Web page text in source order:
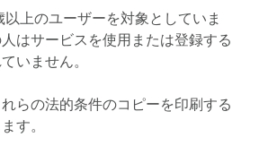
以上のユーザーを対象としていま
はサービスを使用または登録する
いません。
らの法的条件のコピーを印刷する
す。